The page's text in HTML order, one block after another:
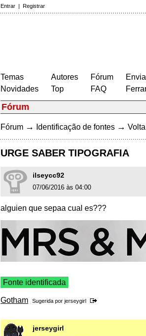
Entrar | Registrar
Temas
Novidades
Autores
Top
Fórum
FAQ
Fórum
Fórum → Identificação de fontes →
URGE SABER TIPOGRAFIA
ilseycc92
07/06/2016 às 04:00
alguien que sepaa cual es???
Fonte identificada
Gotham Sugerida por jerseygirl
jerseygirl